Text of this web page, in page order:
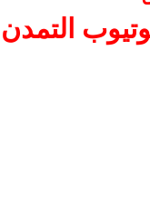
التمدن